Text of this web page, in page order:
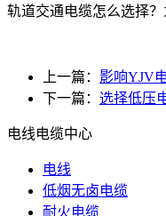
轨道交通电缆怎么选择？
上一篇： 影响YJV
下一篇： 选择低压
电线电缆中心
电线
低烟无卤电缆
耐火电缆